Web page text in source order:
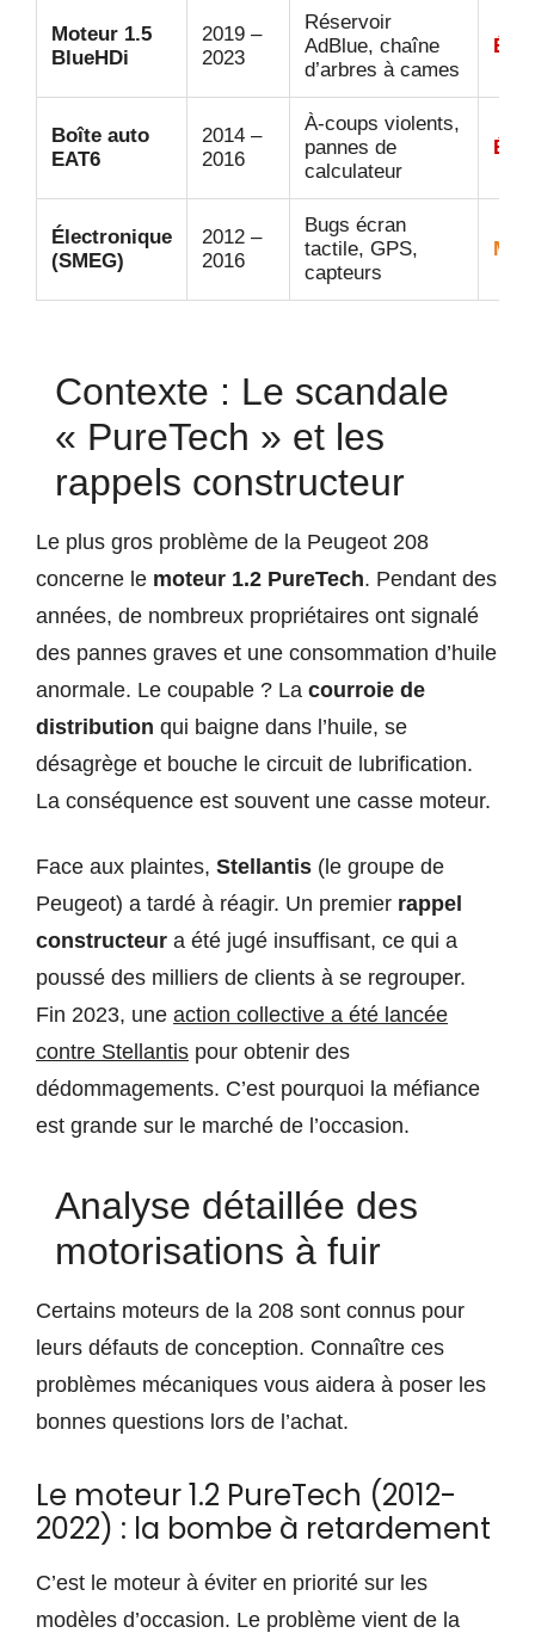
Moteur 1.5
BlueHDi
2019 –
2023
Réservoir
AdBlue, chaîne
d’arbres à cames
Boîte auto
EAT6
2014 –
2016
À-coups violents,
pannes de
calculateur
Électronique
(SMEG)
2012 –
2016
Bugs écran
tactile, GPS,
capteurs
Contexte : Le scandale
« PureTech » et les
rappels constructeur
Le plus gros problème de la Peugeot 208
concerne le moteur 1.2 PureTech. Pendant des
années, de nombreux propriétaires ont signalé
des pannes graves et une consommation d’huile
anormale. Le coupable ? La courroie de
distribution qui baigne dans l’huile, se
désagrège et bouche le circuit de lubrification.
La conséquence est souvent une casse moteur.
Face aux plaintes, Stellantis (le groupe de
Peugeot) a tardé à réagir. Un premier rappel
constructeur a été jugé insuffisant, ce qui a
poussé des milliers de clients à se regrouper.
Fin 2023, une action collective a été lancée
contre Stellantis pour obtenir des
dédommagements. C’est pourquoi la méfiance
est grande sur le marché de l’occasion.
Analyse détaillée des
motorisations à fuir
Certains moteurs de la 208 sont connus pour
leurs défauts de conception. Connaître ces
problèmes mécaniques vous aidera à poser les
bonnes questions lors de l’achat.
Le moteur 1.2 PureTech (2012-
2022) : la bombe à retardement
C’est le moteur à éviter en priorité sur les
modèles d’occasion. Le problème vient de la